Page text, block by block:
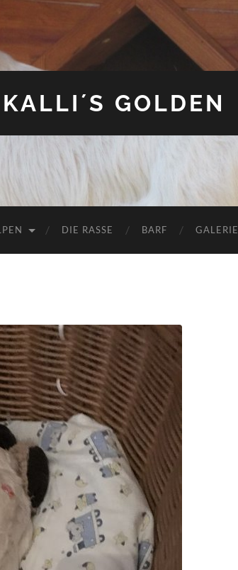
GOLDEN
DIE RASSE BARF GALERIE